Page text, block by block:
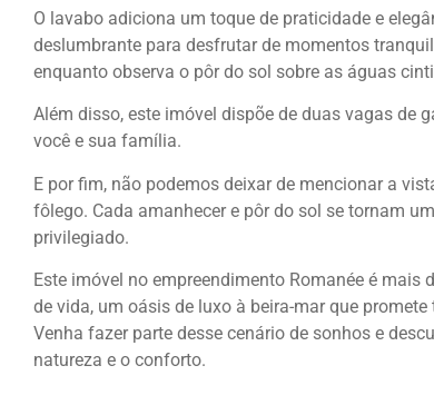
O lavabo adiciona um toque de praticidade e
deslumbrante para desfrutar de momentos
enquanto observa o pôr do sol sobre as águas
Além disso, este imóvel dispõe de duas vagas de
você e sua família.
E por fim, não podemos deixar de mencionar a
fôlego. Cada amanhecer e pôr do sol se tornam
privilegiado.
Este imóvel no empreendimento Romanée é
de vida, um oásis de luxo à beira-mar que
Venha fazer parte desse cenário de sonhos e
natureza e o conforto.